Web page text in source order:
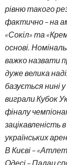
рівню такого
фактично – на
«Сокіл» та
основі.
важко назвати
дуже велика
базується нині
виграли Кубок
фіналу
українських
В Києві –